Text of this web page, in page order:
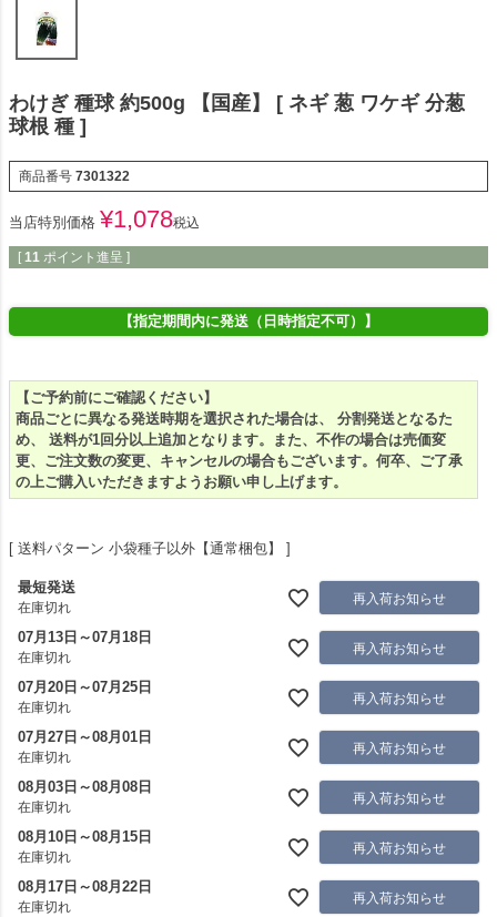
わけぎ 種球 約500g 【国産】 [ ネギ 葱 ワケギ 分葱
球根 種 ]
商品番号 7301322
当店特別価格 ¥1,078税込
[ 11 ポイント進呈 ]
【指定期間内に発送（日時指定不可）】
【ご予約前にご確認ください】
商品ごとに異なる発送時期を選択された場合は、 分割発送となるた
め、 送料が1回分以上追加となります。また、不作の場合は売価変
更、ご注文数の変更、キャンセルの場合もございます。何卒、ご了承
の上ご購入いただきますようお願い申し上げます。
送料パターン 小袋種子以外【通常梱包】
最短発送
在庫切れ
再入荷お知らせ
07月13日～07月18日
在庫切れ
再入荷お知らせ
07月20日～07月25日
在庫切れ
再入荷お知らせ
07月27日～08月01日
在庫切れ
再入荷お知らせ
08月03日～08月08日
在庫切れ
再入荷お知らせ
08月10日～08月15日
在庫切れ
再入荷お知らせ
08月17日～08月22日
在庫切れ
再入荷お知らせ